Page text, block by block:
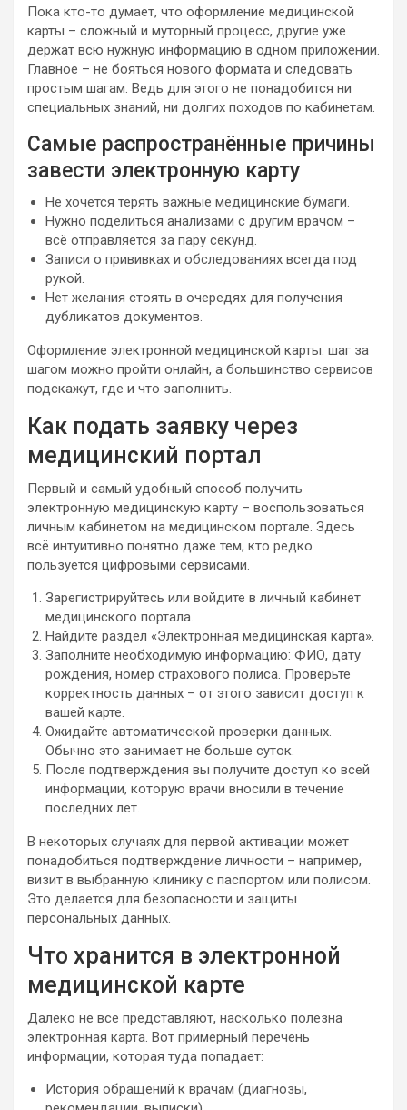
Пока кто-то думает, что оформление медицинской
карты – сложный и муторный процесс, другие уже
держат всю нужную информацию в одном приложении.
Главное – не бояться нового формата и следовать
простым шагам. Ведь для этого не понадобится ни
специальных знаний, ни долгих походов по кабинетам.
Самые распространённые причины
завести электронную карту
Не хочется терять важные медицинские бумаги.
Нужно поделиться анализами с другим врачом –
всё отправляется за пару секунд.
Записи о прививках и обследованиях всегда под
рукой.
Нет желания стоять в очередях для получения
дубликатов документов.
Оформление электронной медицинской карты: шаг за
шагом можно пройти онлайн, а большинство сервисов
подскажут, где и что заполнить.
Как подать заявку через
медицинский портал
Первый и самый удобный способ получить
электронную медицинскую карту – воспользоваться
личным кабинетом на медицинском портале. Здесь
всё интуитивно понятно даже тем, кто редко
пользуется цифровыми сервисами.
Зарегистрируйтесь или войдите в личный кабинет
медицинского портала.
Найдите раздел «Электронная медицинская карта».
Заполните необходимую информацию: ФИО, дату
рождения, номер страхового полиса. Проверьте
корректность данных – от этого зависит доступ к
вашей карте.
Ожидайте автоматической проверки данных.
Обычно это занимает не больше суток.
После подтверждения вы получите доступ ко всей
информации, которую врачи вносили в течение
последних лет.
В некоторых случаях для первой активации может
понадобиться подтверждение личности – например,
визит в выбранную клинику с паспортом или полисом.
Это делается для безопасности и защиты
персональных данных.
Что хранится в электронной
медицинской карте
Далеко не все представляют, насколько полезна
электронная карта. Вот примерный перечень
информации, которая туда попадает:
История обращений к врачам (диагнозы,